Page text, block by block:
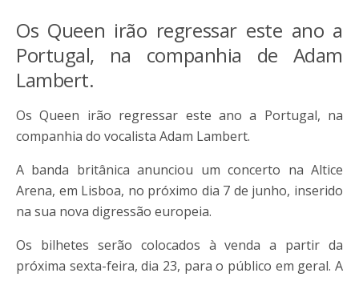
Os Queen irão regressar este ano a
Portugal, na companhia de Adam
Lambert.
Os Queen irão regressar este ano a Portugal, na
companhia do vocalista Adam Lambert.
A banda britânica anunciou um concerto na Altice
Arena, em Lisboa, no próximo dia 7 de junho, inserido
na sua nova digressão europeia.
Os bilhetes serão colocados à venda a partir da
próxima sexta-feira, dia 23, para o público em geral. A